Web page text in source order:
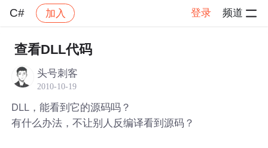
C# 加入 登录 频道
社区 C# 帖子详情
查看DLL代码
头号刺客
2010-10-19
DLL，能看到它的源码吗？
有什么办法，不让别人反编译看到源码？